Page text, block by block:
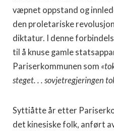
væpnet oppstand og
den prole­tariske
diktatur. I denne
til å knuse gamle
Pariserkommunen som
steget. . . sovjetregjeringen
Syttiåtte år etter
det kinesiske folk, anført